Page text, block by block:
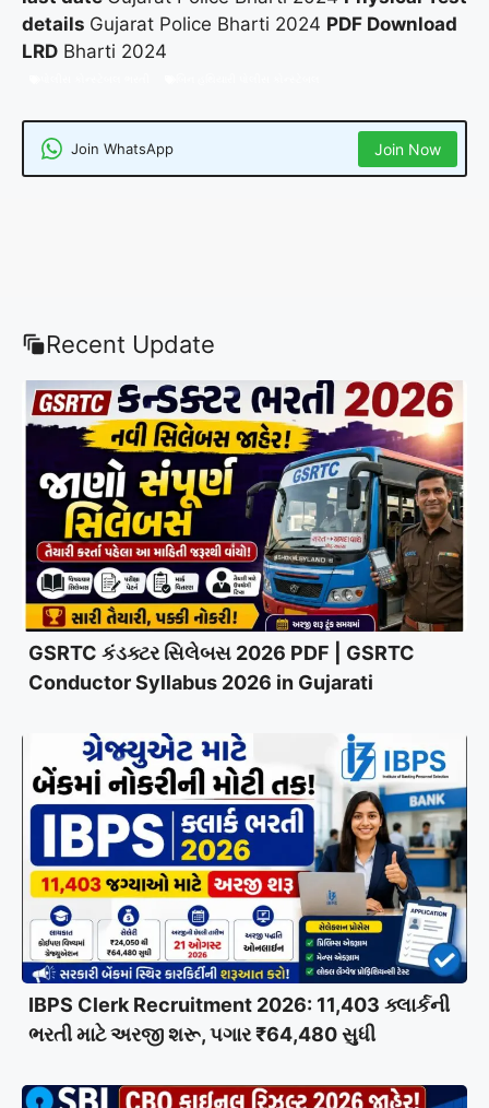
details Gujarat Police Bharti 2024 PDF Download
LRD Bharti 2024
Join WhatsApp Join Now
Recent Update
GSRTC કંડક્ટર સિલેબસ 2026 PDF | GSRTC
Conductor Syllabus 2026 in Gujarati
IBPS Clerk Recruitment 2026: 11,403 ક્લાર્કની
ભરતી માટે અરજી શરૂ, પગાર ₹64,480 સુધી